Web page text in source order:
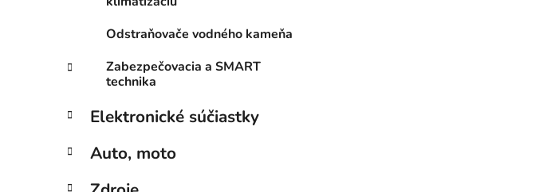
Odstraňovače vodného kameňa
Zabezpečovacia a SMART
technika
Elektronické súčiastky
Auto, moto